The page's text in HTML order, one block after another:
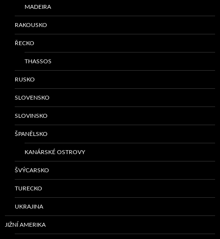
MADEIRA
RAKOUSKO
ŘECKO
THASSOS
RUSKO
SLOVENSKO
SLOVINSKO
ŠPANĚLSKO
KANÁRSKÉ OSTROVY
ŠVÝCARSKO
TURECKO
UKRAJINA
JIŽNÍ AMERIKA